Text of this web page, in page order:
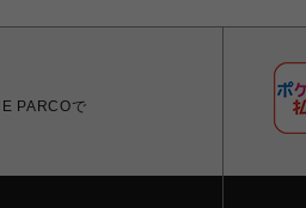
PARCOで